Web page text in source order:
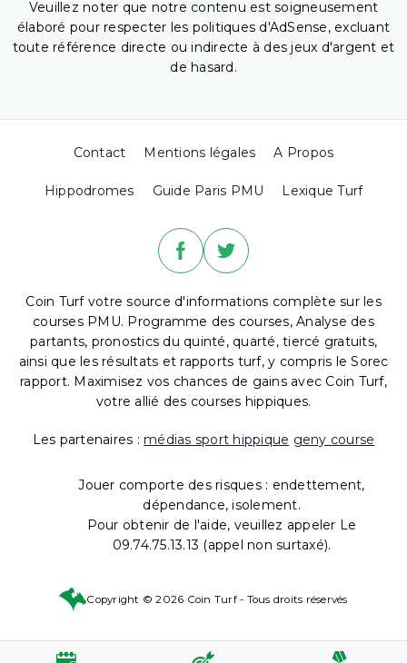
Veuillez noter que notre contenu est soigneusement
élaboré pour respecter les politiques d'AdSense, excluant
toute référence directe ou indirecte à des jeux d'argent et
de hasard.
Contact Mentions légales A Propos
Hippodromes Guide Paris PMU Lexique Turf
Coin Turf votre source d'informations complète sur les
courses PMU. Programme des courses, Analyse des
partants, pronostics du quinté, quarté, tiercé gratuits,
ainsi que les résultats et rapports turf, y compris le Sorec
rapport. Maximisez vos chances de gains avec Coin Turf,
votre allié des courses hippiques.
Les partenaires : médias sport hippique geny course
Jouer comporte des risques : endettement,
dépendance, isolement.
Pour obtenir de l'aide, veuillez appeler Le
09.74.75.13.13 (appel non surtaxé).
Copyright © 2026 Coin Turf - Tous droits réservés